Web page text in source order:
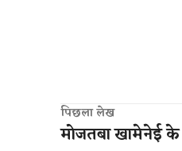
पिछला लेख
मोजतबा खामेनेई के